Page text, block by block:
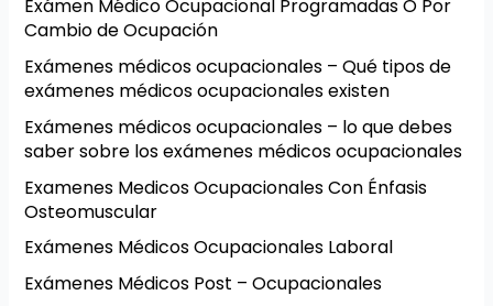
Exámen Médico Ocupacional Programadas O Por
Cambio de Ocupación
Exámenes médicos ocupacionales – Qué tipos de
exámenes médicos ocupacionales existen
Exámenes médicos ocupacionales – lo que debes
saber sobre los exámenes médicos ocupacionales
Examenes Medicos Ocupacionales Con Énfasis
Osteomuscular
Exámenes Médicos Ocupacionales Laboral
Exámenes Médicos Post – Ocupacionales